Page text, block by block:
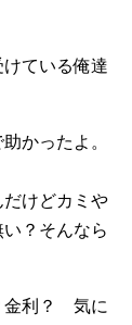
ている俺達
かったよ。
けどカミや
？そんなら
金利？ 気に